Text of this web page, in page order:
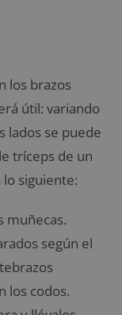
los brazos
útil: variando
lados se puede
tríceps de un
siguiente:
muñecas.
según el
los codos.